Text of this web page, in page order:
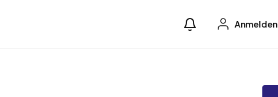
Anmelden